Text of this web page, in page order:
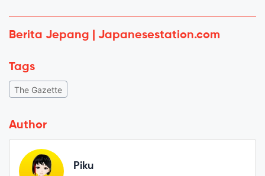
Berita Jepang | Japanesestation.com
Tags
The Gazette
Author
Piku